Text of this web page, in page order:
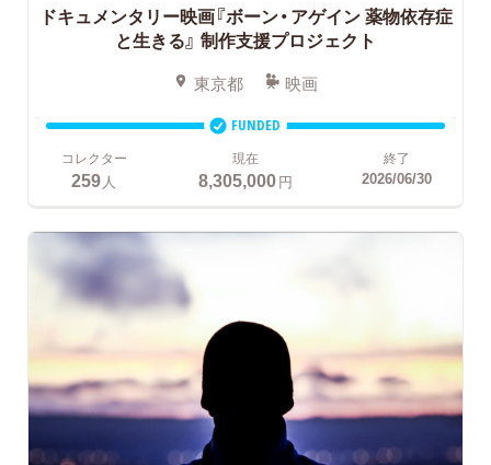
ドキュメンタリー映画『ボーン・アゲイン 薬物依存症
と生きる』 制作支援プロジェクト
東京都 映画
FUNDED
コレクター
259 人
現在
8,305,000円
終了
2026/06/30